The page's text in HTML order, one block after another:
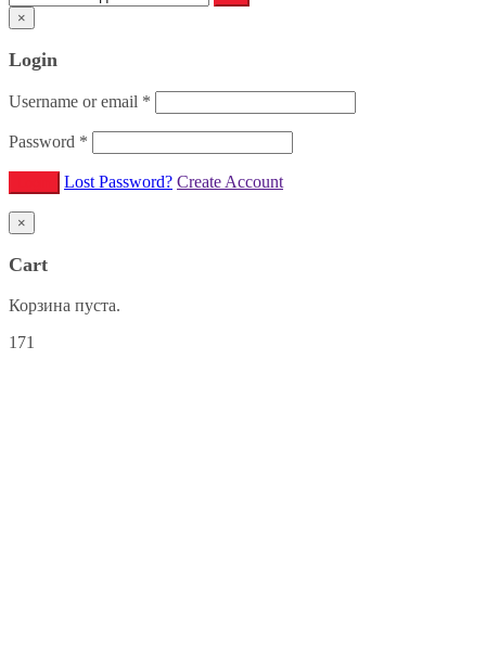
×
Login
Username or email *
Password *
Lost Password? Create Account
×
Cart
Корзина пуста.
171